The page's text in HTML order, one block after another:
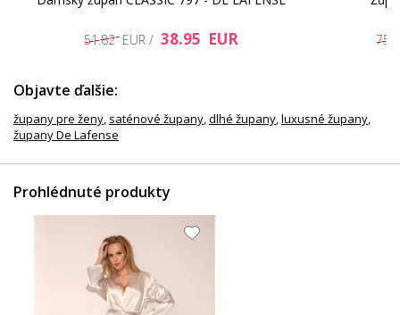
51.82 EUR / 38.95 EUR
Objavte ďalšie:
župany pre ženy, saténové župany,dlhé župany,luxusné župany,
župany De Lafense
Prohlédnuté produkty